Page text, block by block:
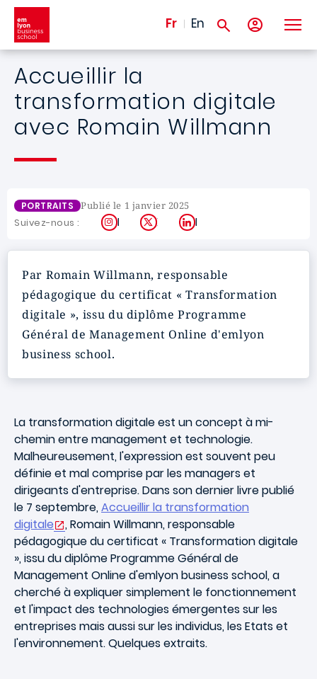
Aller au contenu principal
Fr En
Accueillir la
transformation digitale
avec Romain Willmann
PORTRAITS Publié le 1 janvier 2025
Suivez-nous : Instagram
X LinkedIn
Par Romain Willmann, responsable
pédagogique du certificat « Transformation
digitale », issu du diplôme Programme
Général de Management Online d'emlyon
business school.
La transformation digitale est un concept à mi-
chemin entre management et technologie.
Malheureusement, l'expression est souvent peu
définie et mal comprise par les managers et
dirigeants d'entreprise. Dans son dernier livre publié
le 7 septembre,Accueillir la transformation
digitale
, Romain Willmann, responsable
pédagogique du certificat « Transformation digitale
», issu du diplôme Programme Général de
Management Online d'emlyon business school, a
cherché à expliquer simplement le fonctionnement
et l'impact des technologies émergentes sur les
entreprises mais aussi sur les individus, les Etats et
l'environnement. Quelques extraits.